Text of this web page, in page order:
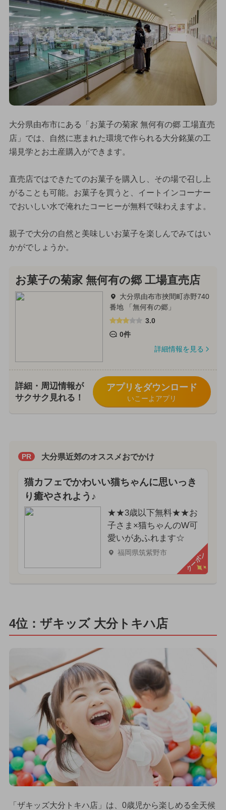
大分県由布市にある「お菓子の菊家 無何有の郷 工場直売
店」では、自然に恵まれた環境で作られる大分銘菓の工
場見学とお土産購入ができます。
直売店ではできたてのお菓子を購入し、その場で召し上
がることも可能。お菓子を買うと、イートインコーナー
でおいしい水で淹れたコーヒーが無料で味わえますよ。
親子で大分の自然と美味しいお菓子を楽しんでみてはい
かがでしょうか。
お菓子の菊家 無何有の郷 工場直売店
大分県由布市挾間町赤野740
番地 「無何有の郷」
3.0
0件
詳細情報を見る
詳細・周辺情報が
サクサク見れる！
アプリをダウンロード
いこーよアプリ
PR 大分県近郊のオススメおでかけ
猫カフェでかわいい猫ちゃんに思いっき
り癒やされよう♪
★★3歳以下無料★★お
子さま×猫ちゃんのW可
愛いがあふれます☆
福岡県筑紫野市 クーポン
4位：ザキッズ 大分トキハ店
「ザキッズ大分トキハ店」は、0歳児から楽しめる全天候